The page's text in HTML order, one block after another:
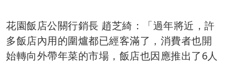
花園飯店公關行銷長 趙芝綺：「過年將近，許
多飯店內用的圍爐都已經客滿了，消費者也開
始轉向外帶年菜的市場，飯店也因應推出了6人